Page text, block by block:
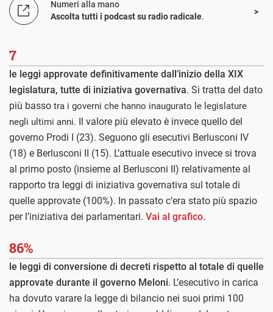
Numeri alla mano
Ascolta tutti i podcast su radio radicale.
7
le leggi approvate definitivamente dall’inizio della XIX
legislatura, tutte di iniziativa governativa. Si tratta del dato
più basso tra i governi che hanno inaugurato le legislature
negli ultimi anni. Il valore più elevato è invece quello del
governo Prodi I (23). Seguono gli esecutivi Berlusconi IV
(18) e Berlusconi II (15). L’attuale esecutivo invece si trova
al primo posto (insieme al Berlusconi II) relativamente al
rapporto tra leggi di iniziativa governativa sul totale di
quelle approvate (100%). In passato c’era stato più spazio
per l’iniziativa dei parlamentari. Vai al grafico.
86%
le leggi di conversione di decreti rispetto al totale di quelle
approvate durante il governo Meloni. L’esecutivo in carica
ha dovuto varare la legge di bilancio nei suoi primi 100